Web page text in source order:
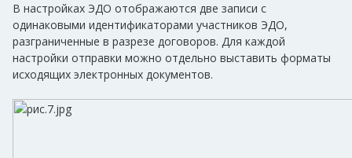
В настройках ЭДО отображаются две записи с
одинаковыми идентификаторами участников ЭДО,
разграниченные в разрезе договоров. Для каждой
настройки отправки можно отдельно выставить форматы
исходящих электронных документов.